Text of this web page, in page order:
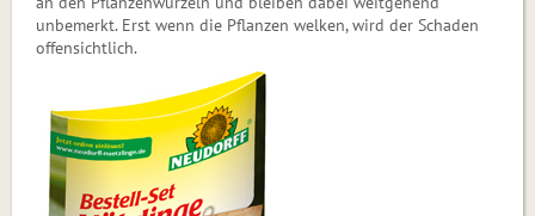
unbemerkt. Erst wenn die Pflanzen welken, wird der Schaden
offensichtlich.